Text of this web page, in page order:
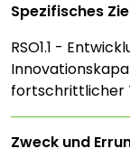
Spezifisches
RSO1.1 -
fortschrittlicher
Zweck und